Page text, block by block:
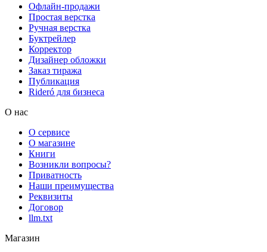
Офлайн-продажи
Простая верстка
Ручная верстка
Буктрейлер
Корректор
Дизайнер обложки
Заказ тиража
Публикация
Rideró для бизнеса
О нас
О сервисе
О магазине
Книги
Возникли вопросы?
Приватность
Наши преимущества
Реквизиты
Договор
llm.txt
Магазин